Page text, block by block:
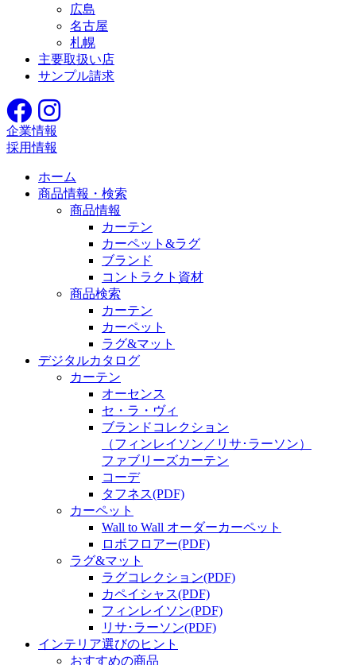
広島
名古屋
札幌
主要取扱い店
サンプル請求
企業情報
採用情報
ホーム
商品情報・検索
商品情報
カーテン
カーペット&ラグ
ブランド
コントラクト資材
商品検索
カーテン
カーペット
ラグ&マット
デジタルカタログ
カーテン
オーセンス
セ・ラ・ヴィ
ブランドコレクション
（フィンレイソン／リサ･ラーソン）
ファブリーズカーテン
コーデ
タフネス(PDF)
カーペット
Wall to Wall オーダーカーペット
ロボフロアー(PDF)
ラグ&マット
ラグコレクション(PDF)
カペイシャス(PDF)
フィンレイソン(PDF)
リサ･ラーソン(PDF)
インテリア選びのヒント
おすすめの商品